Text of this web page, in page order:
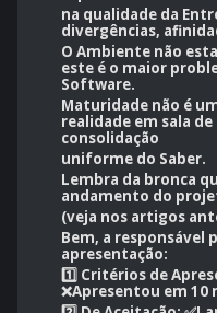
na qualidade da
divergências,
O Ambiente não
este é o maior
Software.
Maturidade não é
realidade em sala
consolidação
uniforme do Saber.
Lembra da bronca
andamento do
(veja nos artigos
Bem, a responsável
apresentação:
1️⃣ Critérios de
❌Apresentou em 10